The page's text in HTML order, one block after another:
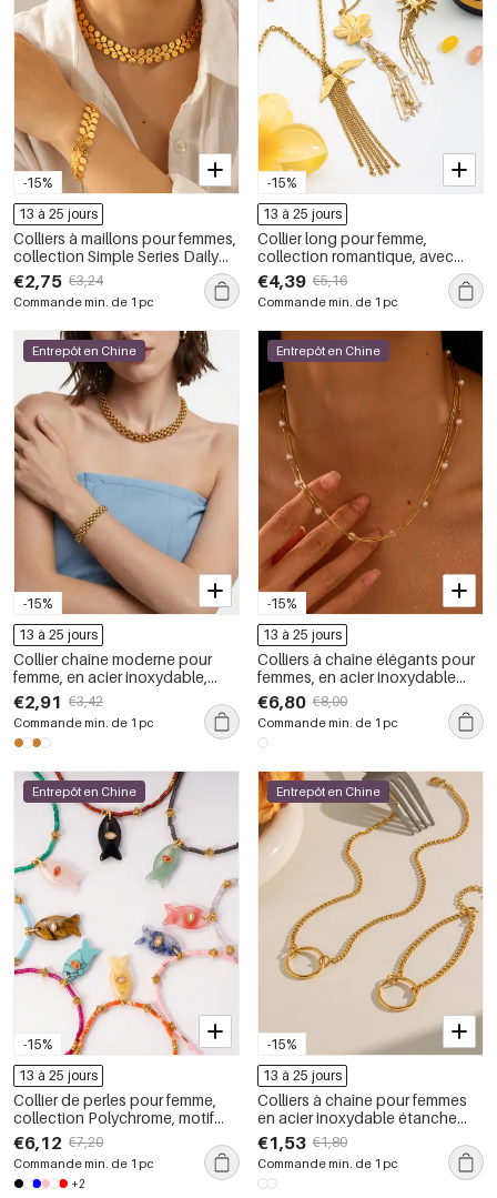
-15%
13 à 25 jours
Colliers à maillons pour femmes,
collection Simple Series Daily
Flower, en acier inoxydable,
couleur or, étanches
€2,75 €3,24
Commande min. de 1 pc
-15%
13 à 25 jours
Collier long pour femme,
collection romantique, avec
pompon floral, en acier
inoxydable étanche, couleur or.
€4,39 €5,16
Commande min. de 1 pc
-15%
Entrepôt en Chine
13 à 25 jours
Collier chaîne moderne pour
femme, en acier inoxydable,
couleur or, étanche (1 pièce)
€2,91 €3,42
Commande min. de 1 pc
-15%
Entrepôt en Chine
13 à 25 jours
Colliers à chaîne élégants pour
femmes, en acier inoxydable
étanche, couleur or
€6,80 €8,00
Commande min. de 1 pc
-15%
Entrepôt en Chine
13 à 25 jours
Collier de perles pour femme,
collection Polychrome, motif
poisson, en acier inoxydable,
couleur or, étanche, avec
pierres naturelles.
€6,12 €7,20
Commande min. de 1 pc
+2
-15%
Entrepôt en Chine
13 à 25 jours
Colliers à chaîne pour femmes
en acier inoxydable étanche
couleur or
€1,53 €1,80
Commande min. de 1 pc